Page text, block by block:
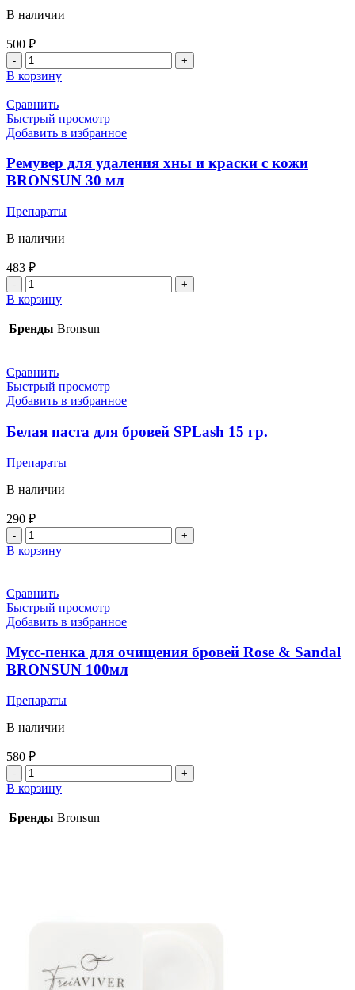
В наличии
500 ₽
В корзину
Сравнить
Быстрый просмотр
Добавить в избранное
Ремувер для удаления хны и краски с кожи
BRONSUN 30 мл
Препараты
В наличии
483 ₽
В корзину
Бренды Bronsun
Сравнить
Быстрый просмотр
Добавить в избранное
Белая паста для бровей SPLash 15 гр.
Препараты
В наличии
290 ₽
В корзину
Сравнить
Быстрый просмотр
Добавить в избранное
Мусс-пенка для очищения бровей Rose & Sandal
BRONSUN 100мл
Препараты
В наличии
580 ₽
В корзину
Бренды Bronsun